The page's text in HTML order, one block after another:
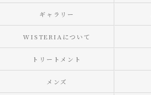
ギャラリー
WISTERIAについて
トリートメント
メンズ